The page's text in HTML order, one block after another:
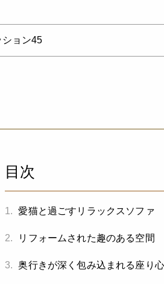
ション45
目次
1. 愛猫と過ごすリラックスソファ
2. リフォームされた趣のある空間
3. 奥行きが深く包み込まれる座り